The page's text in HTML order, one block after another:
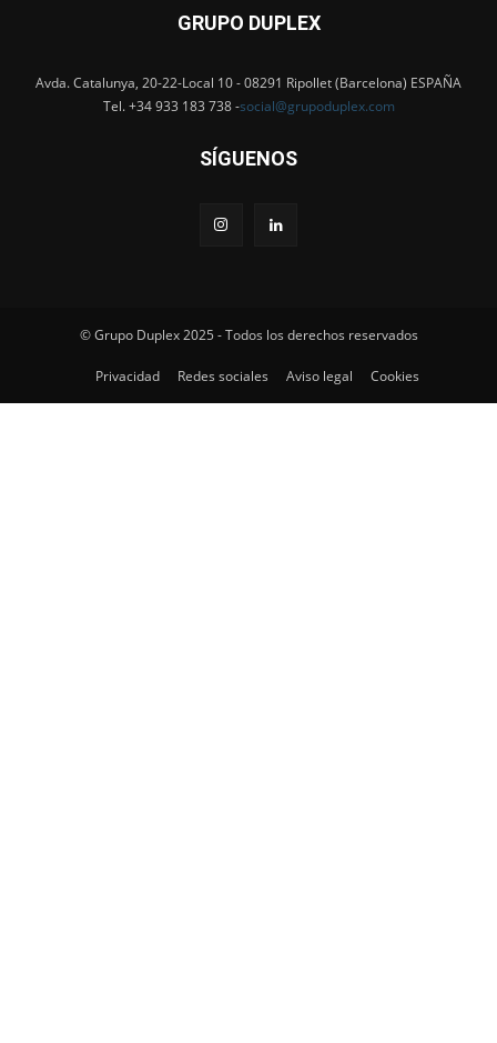
GRUPO DUPLEX
Avda. Catalunya, 20-22-Local 10 - 08291 Ripollet (Barcelona) ESPAÑA
Tel. +34 933 183 738 -social@grupoduplex.com
SÍGUENOS
© Grupo Duplex 2025 - Todos los derechos reservados
Privacidad Redes sociales Aviso legal Cookies